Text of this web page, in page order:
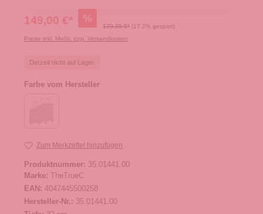
149,00 €* %
179,95 €* (17.2% gespart)
Preise inkl. MwSt. zzgl. Versandkosten
Derzeit nicht auf Lager.
Farbe vom Hersteller
Zum Merkzettel hinzufügen
Produktnummer: 35.01441.00
Marke: TheTrueC
EAN: 4047445500258
Hersteller-Nr.: 35.01441.00